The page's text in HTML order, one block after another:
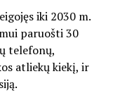
iki 2030 m.
paruošti 30
telefonų,
atliekų kiekį, ir